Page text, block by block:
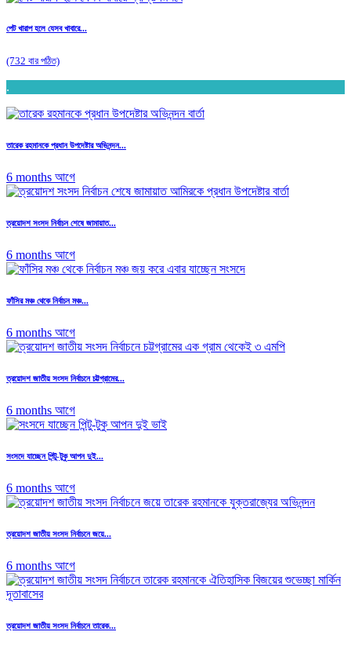
পেট খারাপ হলে যেসব খাবারে...
(732 বার পঠিত)
.
তারেক রহমানকে প্রধান উপদেষ্টার অভিনন্দন...
6 months আগে
ত্রয়োদশ সংসদ নির্বাচন শেষে জামায়াত...
6 months আগে
ফাঁসির মঞ্চ থেকে নির্বাচন মঞ্চ...
6 months আগে
ত্রয়োদশ জাতীয় সংসদ নির্বাচনে চট্টগ্রামের...
6 months আগে
সংসদে যাচ্ছেন পিন্টু-টুকু আপন দুই...
6 months আগে
ত্রয়োদশ জাতীয় সংসদ নির্বাচনে জয়ে...
6 months আগে
ত্রয়োদশ জাতীয় সংসদ নির্বাচনে তারেক...